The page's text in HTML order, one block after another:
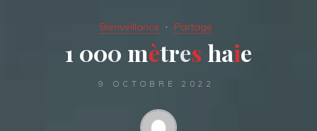
Bienveillance Partage
1 000 mètres haie
9 OCTOBRE 2022